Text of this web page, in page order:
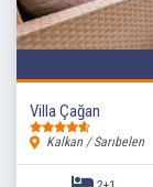
Villa Çağan
Kalkan / Sarıbelen